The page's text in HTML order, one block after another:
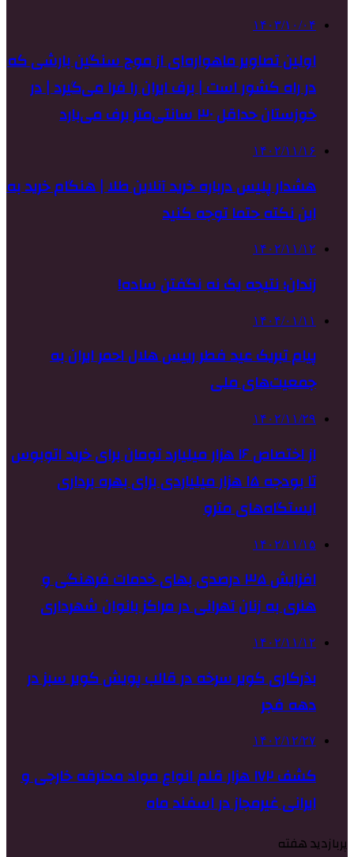
۱۴۰۳/۱۰/۰۴
اولین تصاویر ماهواره‌ای از موج سنگین بارشی که
در راه کشور است | برف ایران را فرا می‌گیرد | در
خوزستان حداقل ۳۰ سانتی‌متر برف می‌بارد
۱۴۰۲/۱۱/۱۶
هشدار پلیس درباره خرید آنلاین طلا | هنگام خرید به
این نکته حتما توجه کنید
۱۴۰۲/۱۱/۱۲
زندان؛ نتیجه یک نه نگفتن ساده!
۱۴۰۴/۰۱/۱۱
پیام تبریک عید فطر رییس هلال احمر ایران به
جمعیت‌های ملی
۱۴۰۲/۱۱/۲۹
از اختصاص ۱۶ هزار میلیارد تومان برای خرید اتوبوس
تا بودجه ۱۵ هزار میلیاردی برای بهره برداری
ایستگاه‌های مترو
۱۴۰۲/۱۱/۱۵
افزایش ۳۵ درصدی بهای خدمات فرهنگی و
هنری به زنان تهرانی در مراکز بانوان شهرداری
۱۴۰۲/۱۱/۱۲
بذرکاری کویر سرخه در قالب پویش کویر سبز در
دهه فجر
۱۴۰۲/۱۲/۲۷
کشف ۱۷۲ هزار قلم انواع مواد محترقه خارجی و
ایرانی غیرمجاز در اسفند ماه
پربازدید هفته